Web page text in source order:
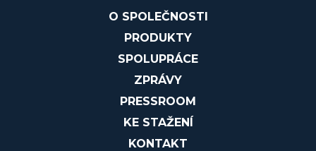
O SPOLEČNOSTI
PRODUKTY
SPOLUPRÁCE
ZPRÁVY
PRESSROOM
KE STAŽENÍ
KONTAKT